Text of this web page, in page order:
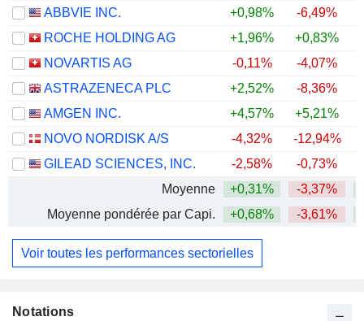
ABBVIE INC.
+0,98% -6,49%
ROCHE HOLDING AG
+1,96% +0,83%
NOVARTIS AG
-0,11% -4,07%
ASTRAZENECA PLC
+2,52% -8,36%
AMGEN INC.
+4,57% +5,21%
NOVO NORDISK A/S
-4,32% -12,94%
GILEAD SCIENCES, INC.
-2,58% -0,73%
Moyenne
+0,31% -3,37%
Moyenne pondérée par Capi.
+0,68% -3,61%
Voir toutes les performances sectorielles
Notations